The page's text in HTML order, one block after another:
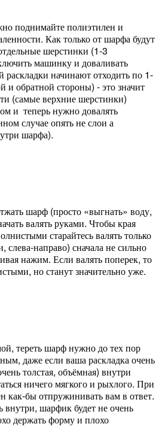
поднимайте полиэтилен и
Как только от шарфа будут
шерстинки (1-3
машинку и доваливать
раскладки начинают отходить по 1-
и обратной стороны) - это значит
(самые верхние шерстинки)
и теперь нужно довалять
случае опять не слои а
шарфа).
шарф (просто «выгнать» воду,
валять руками. Чтобы края
старайтесь валять только
слева-направо) сначала не сильно
нажим. Если валять поперек, то
но станут значительно уже.
тереть шарф нужно до тех пор
даже если ваша раскладка очень
толстая, объёмная) внутри
ничего мягкого и рыхлого. При
как-бы отпружинивать вам в ответ.
внутри, шарфик будет не очень
держать форму и плохо